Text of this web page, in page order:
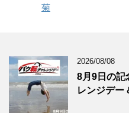
菊
2026/08/08
8月9日の記
レンジデー